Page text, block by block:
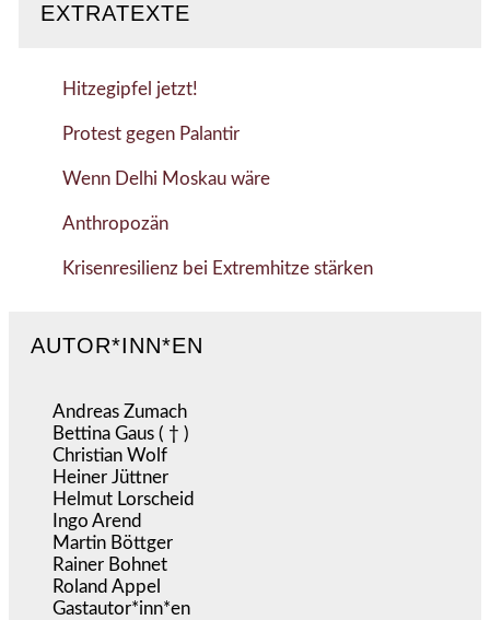
EXTRATEXTE
Hitzegipfel jetzt!
Protest gegen Palantir
Wenn Delhi Moskau wäre
Anthropozän
Krisenresilienz bei Extremhitze stärken
AUTOR*INN*EN
Andreas Zumach
Bettina Gaus ( † )
Christian Wolf
Heiner Jüttner
Helmut Lorscheid
Ingo Arend
Martin Böttger
Rainer Bohnet
Roland Appel
Gastautor*inn*en